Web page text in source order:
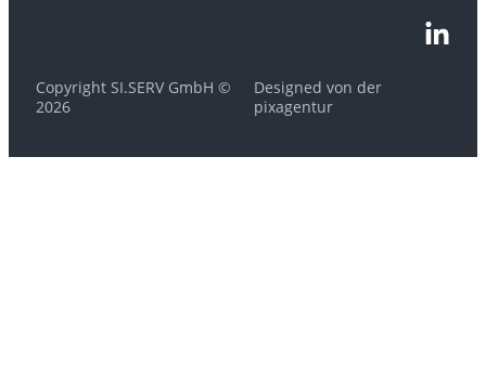
Copyright SI.SERV GmbH ©
2026
Designed von der
pixagentur